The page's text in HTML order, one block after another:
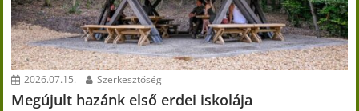
2026.07.15. Szerkesztőség
Megújult hazánk első erdei iskolája